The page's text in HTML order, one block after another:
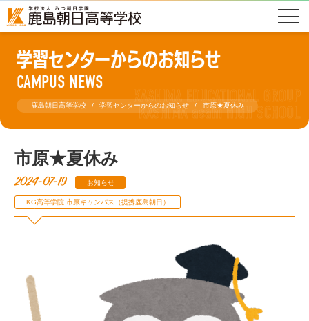
学習センターからのお知らせ
CAMPUS NEWS
鹿島朝日高等学校 学習センターからのお知らせ 市原★夏休み
市原★夏休み
2024-07-19 お知らせ
KG高等学院 市原キャンパス（提携鹿島朝日）